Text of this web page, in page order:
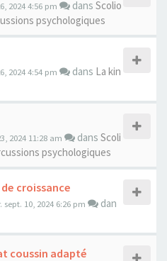
2024 4:56 pm dans Scolio
psychologiques
2024 4:54 pm dans La kin
2024 11:28 am dans Scoli
psychologiques
croissance
sept. 10, 2024 6:26 pm
dan
coussin adapté